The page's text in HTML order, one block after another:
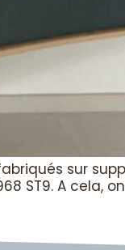
sur
ST9. A cela,